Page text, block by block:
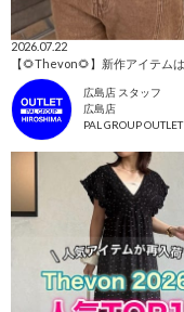
2026.07.22
広島店 スタッフ
広島店
PAL GROUP OUTLET